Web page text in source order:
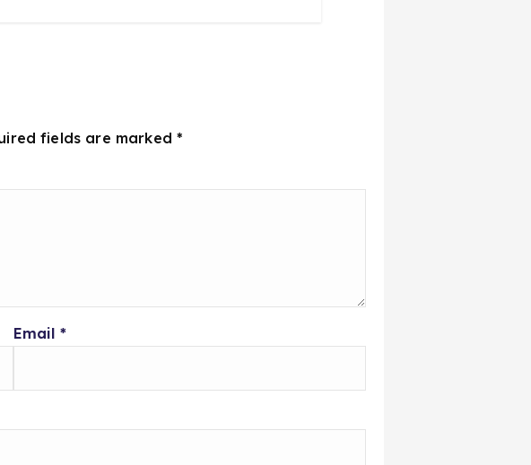
fields are marked*
Email *